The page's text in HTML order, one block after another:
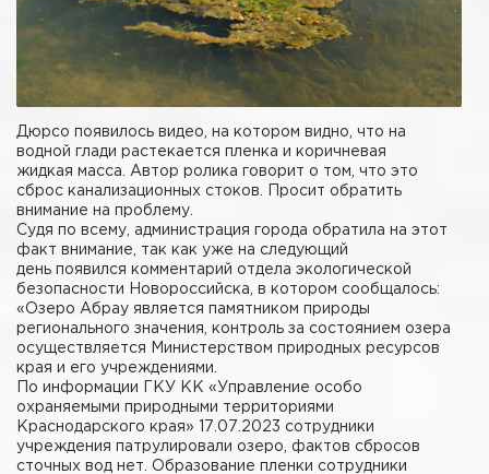
Дюрсо появилось видео, на котором видно, что на
водной глади растекается пленка и коричневая
жидкая масса. Автор ролика говорит о том, что это
сброс канализационных стоков. Просит обратить
внимание на проблему.
Судя по всему, администрация города обратила на этот
факт внимание, так как уже на следующий
день появился комментарий отдела экологической
безопасности Новороссийска, в котором сообщалось:
«Озеро Абрау является памятником природы
регионального значения, контроль за состоянием озера
осуществляется Министерством природных ресурсов
края и его учреждениями.
По информации ГКУ КК «Управление особо
охраняемыми природными территориями
Краснодарского края» 17.07.2023 сотрудники
учреждения патрулировали озеро, фактов сбросов
сточных вод нет. Образование пленки сотрудники